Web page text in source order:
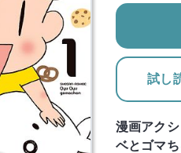
試し
漫画アク
ベとゴマ